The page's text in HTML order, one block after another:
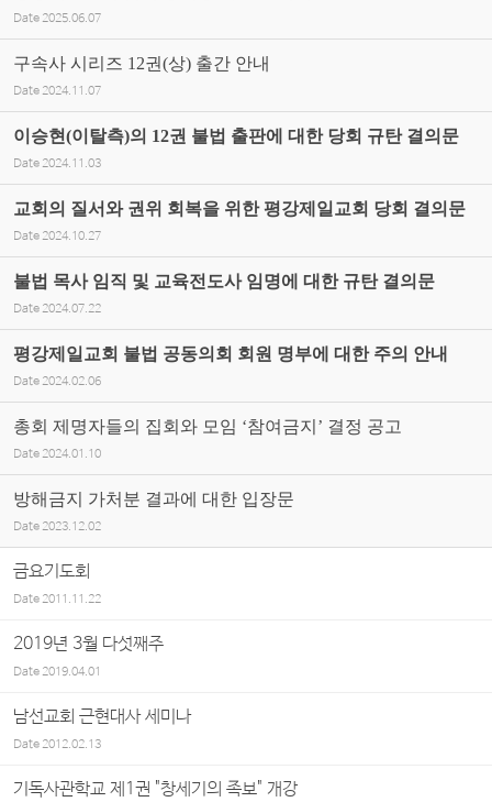
Date 2025.06.07
구속사 시리즈 12권(상) 출간 안내
Date 2024.11.07
이승현(이탈측)의 12권 불법 출판에 대한 당회 규탄 결의문
Date 2024.11.03
교회의 질서와 권위 회복을 위한 평강제일교회 당회 결의문
Date 2024.10.27
불법 목사 임직 및 교육전도사 임명에 대한 규탄 결의문
Date 2024.07.22
평강제일교회 불법 공동의회 회원 명부에 대한 주의 안내
Date 2024.02.06
총회 제명자들의 집회와 모임 ‘참여금지’ 결정 공고
Date 2024.01.10
방해금지 가처분 결과에 대한 입장문
Date 2023.12.02
금요기도회
Date2011.11.22
2019년 3월 다섯째주
Date2019.04.01
남선교회 근현대사 세미나
Date2012.02.13
기독사관학교 제1권 "창세기의 족보" 개강